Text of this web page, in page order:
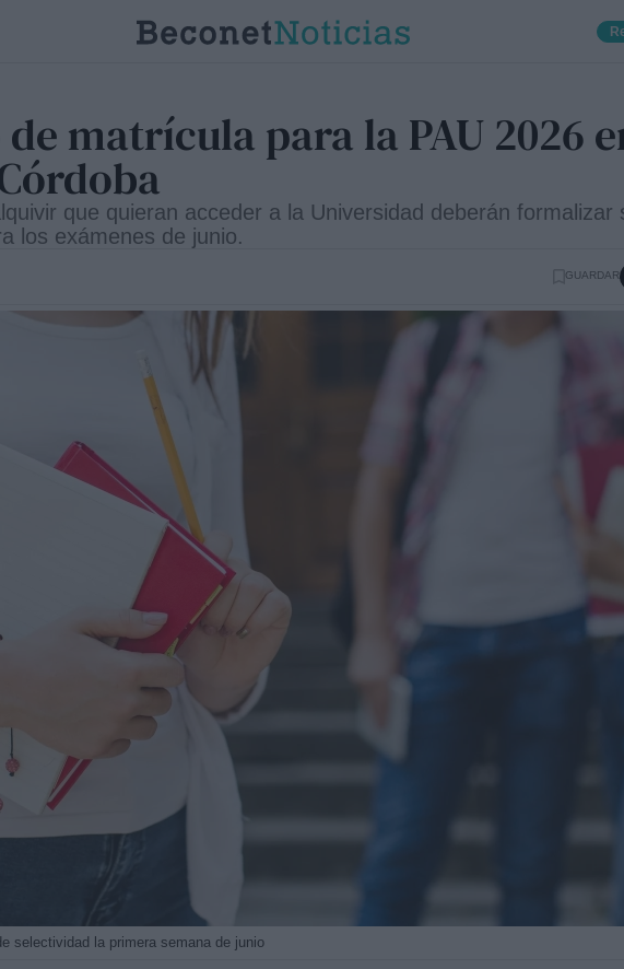
matrícula para la PAU 2026
que quieran acceder a la Universidad deberán formalizar
los exámenes de junio.
GUARDAR
selectividad la primera semana de junio